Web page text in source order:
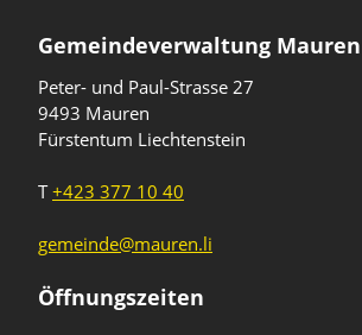
Gemeindeverwaltung Mauren
Peter- und Paul-Strasse 27
9493 Mauren
Fürstentum Liechtenstein
T+423 377 10 40
gemeinde@mauren.li
Öffnungszeiten